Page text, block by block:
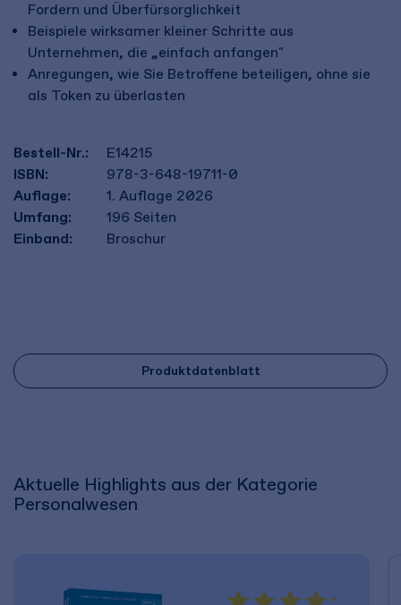
Fordern und Überfürsorglichkeit
Beispiele wirksamer kleiner Schritte aus
Unternehmen, die „einfach anfangen"
Anregungen, wie Sie Betroffene beteiligen, ohne sie
als Token zu überlasten
Bestell-Nr.:
E14215
ISBN:
978-3-648-19711-0
Auflage:
1. Auflage 2026
Umfang:
196 Seiten
Einband:
Broschur
Produktdatenblatt
Aktuelle Highlights aus der Kategorie
Personalwesen